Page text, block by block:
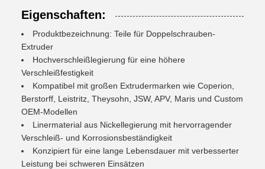
Eigenschaften:
Produktbezeichnung: Teile für Doppelschrauben-
Extruder
Hochverschleißlegierung für eine höhere
Verschleißfestigkeit
Kompatibel mit großen Extrudermarken wie Coperion,
Berstorff, Leistritz, Theysohn, JSW, APV, Maris und Custom
OEM-Modellen
Linermaterial aus Nickellegierung mit hervorragender
Verschleiß- und Korrosionsbeständigkeit
Konzipiert für eine lange Lebensdauer mit verbesserter
Leistung bei schweren Einsätzen